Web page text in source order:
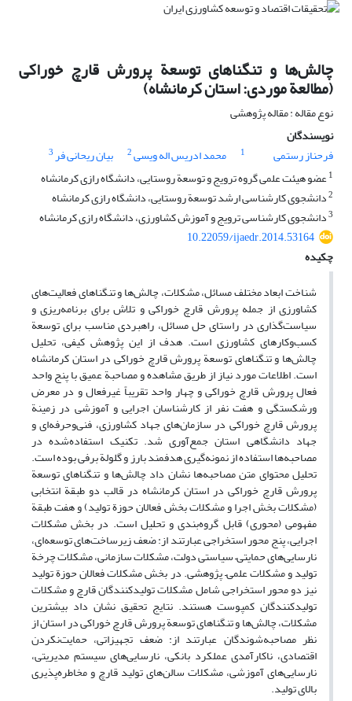
چالش‌ها و تنگناهای توسعة پرورش قارچ خوراکی
(مطالعة موردی: استان کرمانشاه)
نوع مقاله : مقاله پژوهشی
نویسندگان
فرحناز رستمی
1 محمد ادریس اله ویسی2 بیان ریحانی فر3
1عضو هیئت علمی گروه ترویج و توسعة روستایی، دانشگاه رازی کرمانشاه
2دانشجوی کارشناسی ارشد توسعة روستایی، دانشگاه رازی کرمانشاه
3دانشجوی کارشناسی ترویج و آموزش کشاورزی، دانشگاه رازی کرمانشاه
10.22059/ijaedr.2014.53164
چکیده
شناخت ابعاد مختلف مسائل، مشکلات، چالش‌ها و تنگناهای فعالیت‌های
کشاورزی از جمله پرورش قارچ خوراکی و تلاش برای برنامه‌ریزی و
سیاست‌گذاری در راستای حل مسائل، راهبردی مناسب برای توسعة
کسب‌وکارهای کشاورزی است. هدف از این پژوهش کیفی، تحلیل
چالش‌ها و تنگناهای توسعة پرورش قارچ خوراکی در استان کرمانشاه
است. اطلاعات مورد نیاز از طریق مشاهده و مصاحبة عمیق با پنج واحد
فعال پرورش قارچ خوراکی و چهار واحد تقریباً غیرفعال و در معرض
ورشکستگی و هفت نفر از کارشناسان اجرایی و آموزشی در زمینة
پرورش قارچ خوراکی در سازمان‌های جهاد کشاورزی، فنی‌و‌حرفه‌ای و
جهاد دانشگاهی استان جمع‌آوری شد. تکنیک استفاده‌شده در
مصاحبه‌ها استفاده از نمونه‌گیری هدفمند بارز و گلولة برفی بوده است.
تحلیل محتوای متن مصاحبه‌ها نشان داد چالش‌ها و تنگناهای توسعة
پرورش قارچ خوراکی در استان کرمانشاه در قالب دو طبقة انتخابی
(مشکلات بخش اجرا و مشکلات بخش فعالان حوزة تولید) و هفت طبقة
مفهومی (محوری) قابل گروه‌بندی و تحلیل است. در بخش مشکلات
اجرایی، پنج محور استخراجی عبارتند از: ضعف زیرساخت‌های توسعه‌ای،
نارسایی‌های حمایتی– سیاستی دولت، مشکلات سازمانی، مشکلات چرخة
تولید و مشکلات علمی– پژوهشی. در بخش مشکلات فعالان حوزة تولید
نیز دو محور استخراجی شامل مشکلات تولیدکنندگان قارچ و مشکلات
تولیدکنندگان کمپوست هستند. نتایج تحقیق نشان داد بیشترین
مشکلات، چالش‌ها و تنگناهای توسعة پرورش قارچ خوراکی در استان از
نظر مصاحبه‌شوندگان عبارتند از: ضعف تجهیزاتی، حمایت‌نکردن
اقتصادی، ناکارآمدی عملکرد بانکی، نارسایی‌های سیستم مدیریتی،
نارسایی‌های آموزشی، مشکلات سالن‌های تولید قارچ و مخاطره‌‌‌پذیری
بالای تولید.